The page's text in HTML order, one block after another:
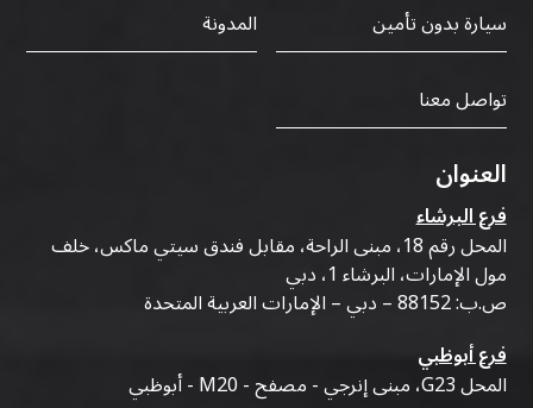
سيارة بدون تأمين
المدونة
تواصل معنا
العنوان
فرع البرشاء
المحل رقم 18، مبنى الراحة، مقابل فندق سيتي ماكس، خلف
مول الإمارات، البرشاء 1، دبي
ص.ب: 88152 – دبي – الإمارات العربية المتحدة
فرع أبوظبي
المحل G23، مبنى إنرجي - مصفح - M20 - أبوظبي